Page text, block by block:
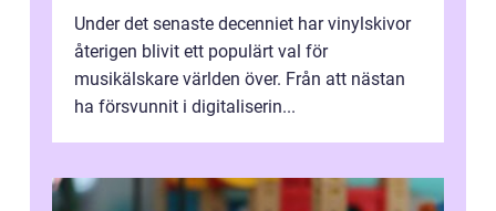
Under det senaste decenniet har vinylskivor
återigen blivit ett populärt val för
musikälskare världen över. Från att nästan
ha försvunnit i digitaliserin...